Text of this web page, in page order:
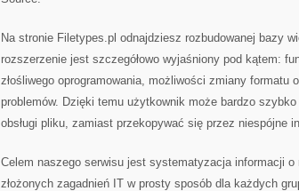
Na stronie Filetypes.pl odnajdziesz rozbudowanej bazy
rozszerzenie jest szczegółowo wyjaśniony pod kątem:
złośliwego oprogramowania, możliwości zmiany formatu
problemów. Dzięki temu użytkownik może bardzo
obsługi pliku, zamiast przekopywać się przez niespójne
Celem naszego serwisu jest systematyzacja informacji
złożonych zagadnień IT w prosty sposób dla każdych